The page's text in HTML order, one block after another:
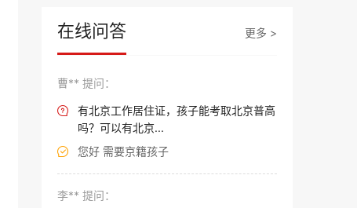
在线问答 更多 >
曹** 提问：

有北京工作居住证，孩子能考取北京普高
吗？可以有北京...
 您好 需要京籍孩子
李** 提问：